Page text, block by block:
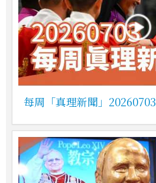
每周「真理新聞」20260703